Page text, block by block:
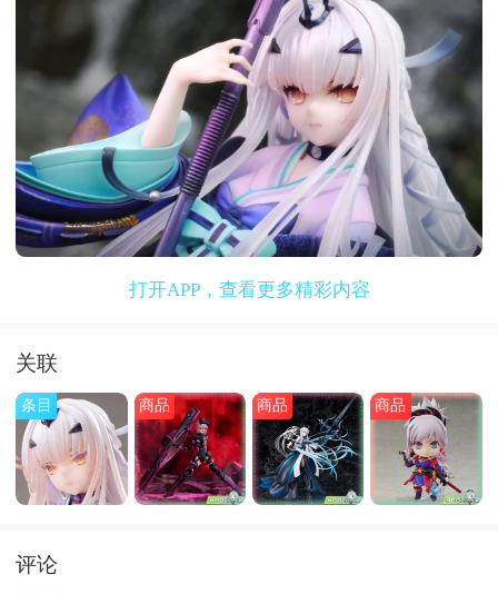
打开APP，查看更多精彩内容
关联
条目 商品 商品 商品
评论